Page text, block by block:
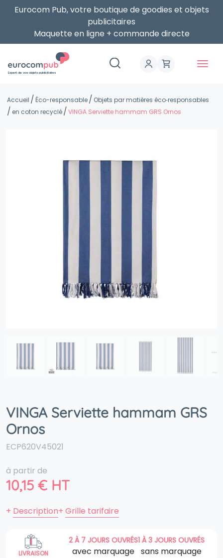
Eurocom Pub, votre boutique de goodies et objets
publicitaires
Maquette en ligne + commande directe
Expert de vos objets publicitaires
Accueil Éco-responsable
Objets par matières éco‑responsables
en coton recyclé
VINGA Serviette hammam GRS Ornos
VINGA Serviette hammam GRS
Ornos
ECP620V45021
à partir de
10,15 € HT
+ Description+ Grille tarifaire
LIVRAISON
2 À 7 JOURS OUVRÉS
avec marquage
1 À 3 JOURS OUVRÉS
sans marquage